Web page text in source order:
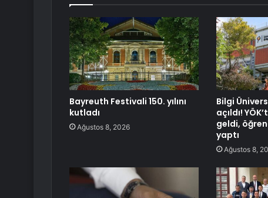
Bayreuth Festivali 150. yılını
kutladı
Ağustos 8, 2026
Bilgi
açıldı!
geldi,
yaptı
Ağustos 8,